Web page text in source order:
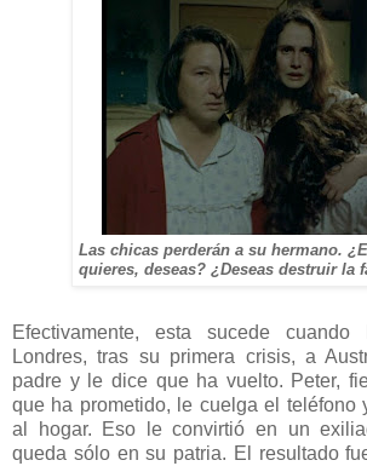
Las chicas perderán a su hermano.
quieres, deseas? ¿Deseas destruir la
Efectivamente, esta sucede
Londres, tras su primera crisis, a
padre y le dice que ha vuelto. Peter,
que ha prometido, le cuelga el teléfono
al hogar. Eso le convirtió en un
queda sólo en su patria. El resultado